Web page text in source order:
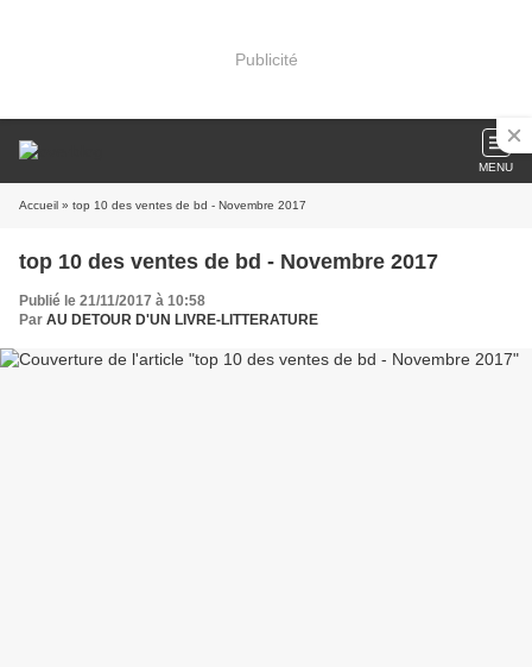
Publicité
MENU
Accueil » top 10 des ventes de bd - Novembre 2017
top 10 des ventes de bd - Novembre 2017
Publié le 21/11/2017 à 10:58
Par AU DETOUR D'UN LIVRE-LITTERATURE